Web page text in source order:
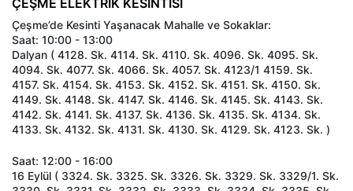
Çeşme’de Kesinti Yaşanacak Mahalle ve Sokaklar:
Saat: 10:00 - 13:00
Dalyan ( 4128. Sk. 4114. Sk. 4110. Sk. 4096. Sk. 4095. Sk.
4094. Sk. 4077. Sk. 4066. Sk. 4057. Sk. 4123/1 4159. Sk.
4157. Sk. 4154. Sk. 4153. Sk. 4152. Sk. 4151. Sk. 4150. Sk.
4149. Sk. 4148. Sk. 4147. Sk. 4146. Sk. 4145. Sk. 4143. Sk.
4142. Sk. 4141. Sk. 4137. Sk. 4136. Sk. 4135. Sk. 4134. Sk.
4133. Sk. 4132. Sk. 4131. Sk. 4130. Sk. 4129. Sk. 4123. Sk. )
Saat: 12:00 - 16:00
16 Eylül ( 3324. Sk. 3325. Sk. 3326. Sk. 3329. Sk. 3329/1. Sk.